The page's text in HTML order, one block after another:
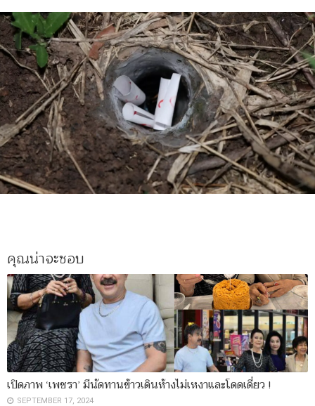
คุณน่าจะชอบ
เปิดภาพ ‘เพชรา’ มีนัดทานข้าวเดินห้างไม่เหงาและโดดเดี่ยว !
SEPTEMBER 17, 2024